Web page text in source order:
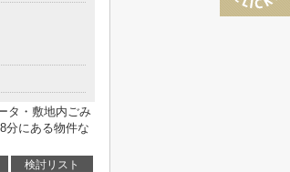
タ・敷地内ごみ
分にある物件な
検討リスト